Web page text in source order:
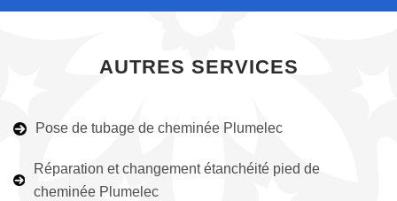
AUTRES SERVICES
Pose de tubage de cheminée Plumelec
Réparation et changement étanchéité pied de
cheminée Plumelec